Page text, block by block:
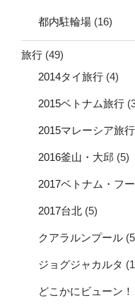
都内駐輪場 (16)
旅行 (49)
2014タイ旅行 (4)
2015ベトナム旅行
2015マレーシア旅行
2016釜山・大邱 (5)
2017ベトナム・フ
2017台北 (5)
クアラルンプール
ジョグジャカルタ
どこかにビューン！